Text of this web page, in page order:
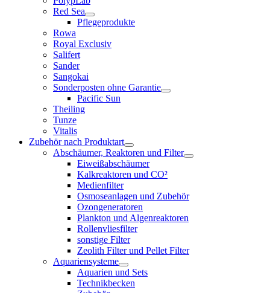
Red Sea
Pflegeprodukte
Rowa
Royal Exclusiv
Salifert
Sander
Sangokai
Sonderposten ohne Garantie
Pacific Sun
Theiling
Tunze
Vitalis
Zubehör nach Produktart
Abschäumer, Reaktoren und Filter
Eiweißabschäumer
Kalkreaktoren und CO²
Medienfilter
Osmoseanlagen und Zubehör
Ozongeneratoren
Plankton und Algenreaktoren
Rollenvliesfilter
sonstige Filter
Zeolith Filter und Pellet Filter
Aquariensysteme
Aquarien und Sets
Technikbecken